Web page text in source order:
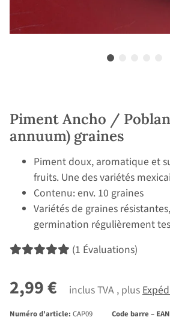
Piment Ancho /
annuum) graines
Piment doux, aromatique et
fruits. Une des variétés
Contenu: env. 10 graines
Variétés de graines
germination régulièrement
(1 Évaluations)
2,99 € inclus TVA , plus
Numéro d'article: CAP09 Code barre –